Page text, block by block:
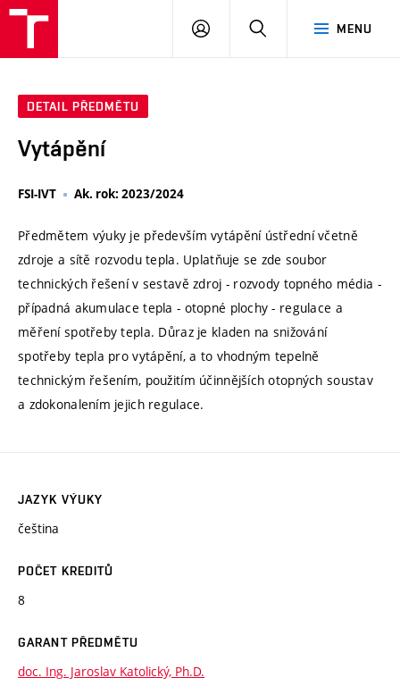
MENU
PŘIHLÁSIT
DETAIL PŘEDMĚTU
Vytápění
FSI-IVT Ak. rok: 2023/2024
Předmětem výuky je především vytápění ústřední včetně
zdroje a sítě rozvodu tepla. Uplatňuje se zde soubor
technických řešení v sestavě zdroj - rozvody topného média -
případná akumulace tepla - otopné plochy - regulace a
měření spotřeby tepla. Důraz je kladen na snižování
spotřeby tepla pro vytápění, a to vhodným tepelně
technickým řešením, použitím účinnějších otopných soustav
a zdokonalením jejich regulace.
JAZYK VÝUKY
čeština
POČET KREDITŮ
8
GARANT PŘEDMĚTU
doc. Ing. Jaroslav Katolický, Ph.D.